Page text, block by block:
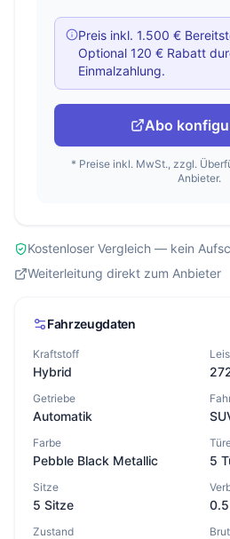
Preis inkl. 1.500 €
Optional 120 € Rabatt
Einmalzahlung.
Abo
* Preise inkl. MwSt., zzgl.
Anbieter.
Kostenloser Vergleich — kein
Weiterleitung direkt zum Anbieter
Fahrzeugdaten
Kraftstoff
Hybrid
Getriebe
Automatik
Farbe
Pebble Black Metallic 5
Sitze
5 Sitze
Zustand